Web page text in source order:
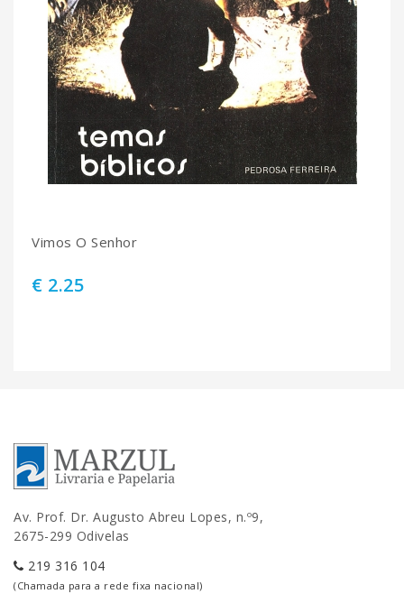
Vimos O Senhor
€ 2.25
Av. Prof. Dr. Augusto Abreu Lopes, n.º9,
2675-299 Odivelas
219 316 104
(Chamada para a rede fixa nacional)